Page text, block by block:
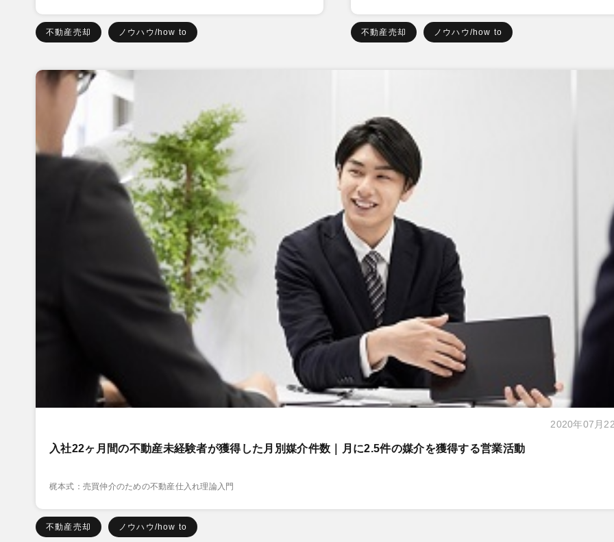
不動産売却 ノウハウ/how to 不動産売却 ノウハウ/how to
2020年07月
入社22ヶ月間の不動産未経験者が獲得した月別媒介件数｜月に2.5件の媒介を獲得する営業活動
梶本式：売買仲介のための不動産仕入れ理論入門
不動産売却 ノウハウ/how to